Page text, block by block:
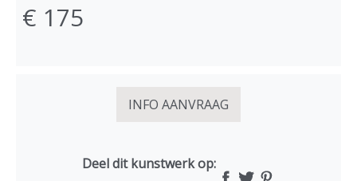
€ 175
INFO AANVRAAG
Deel dit kunstwerk op: